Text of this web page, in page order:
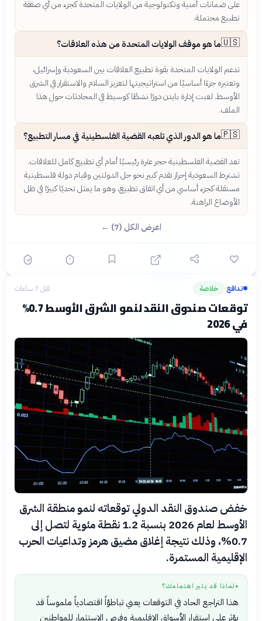
على ضمانات أمنية وتكنولوجية من الولايات المتحدة كجزء من أي صفقة
تطبيع محتملة.
🇺🇸ما هو موقف الولايات المتحدة من هذه العلاقات؟
تدعم الولايات المتحدة بقوة تطبيع العلاقات بين السعودية وإسرائيل،
وتعتبره جزءًا أساسيًا من استراتيجيتها لتعزيز السلام والاستقرار في الشرق
الأوسط. لعبت إدارة بايدن دورًا نشطًا كوسيط في المحادثات حول هذا
الملف.
🇵🇸ما هو الدور الذي تلعبه القضية الفلسطينية في مسار التطبيع؟
تعد القضية الفلسطينية حجر عثرة رئيسيًا أمام أي تطبيع كامل للعلاقات.
تشترط السعودية إحراز تقدم كبير نحو حل الدولتين وقيام دولة فلسطينية
مستقلة كجزء أساسي من أي اتفاق تطبيع، وهو ما يمثل تحديًا كبيرًا في ظل
الأوضاع الراهنة.
اعرض الكل (7) ←
تدافع› خلاصة قبل 7 ساعات
توقعات صندوق النقد لنمو الشرق الأوسط 0.7%
في 2026
خفض صندوق النقد الدولي توقعاته لنمو منطقة الشرق
الأوسط لعام 2026 بنسبة 1.2 نقطة مئوية لتصل إلى
0.7%، وذلك نتيجة إغلاق مضيق هرمز وتداعيات الحرب
الإقليمية المستمرة.
● لماذا قد يثير اهتمامك؟
هذا التراجع الحاد في التوقعات يعني تباطؤاً اقتصادياً ملموساً قد
يؤثر على استقرار الأسواق الإقليمية وفرص الاستثمار للمواطنين